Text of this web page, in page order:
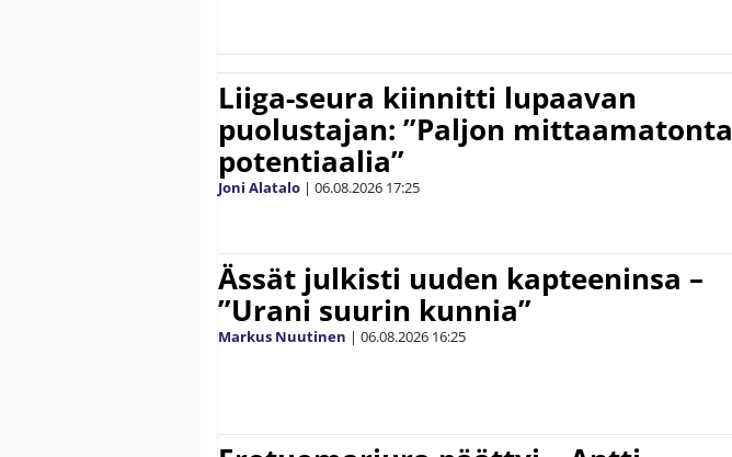
Liiga-seura kiinnitti lupaavan
puolustajan: ”Paljon mittaamatonta
potentiaalia”
Joni Alatalo | 06.08.2026 17:25
Ässät julkisti uuden kapteeninsa –
”Urani suurin kunnia”
Markus Nuutinen | 06.08.2026 16:25